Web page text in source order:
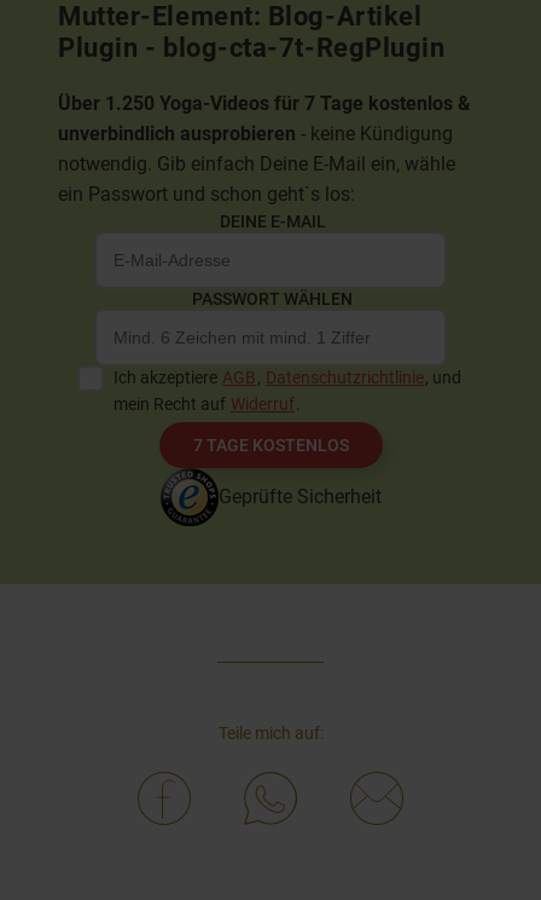
Mutter-Element: Blog-Artikel
Plugin - blog-cta-7t-RegPlugin
Über 1.250 Yoga-Videos für 7 Tage kostenlos &
unverbindlich ausprobieren - keine Kündigung
notwendig. Gib einfach Deine E-Mail ein, wähle
ein Passwort und schon geht`s los:
DEINE E-MAIL
PASSWORT WÄHLEN
Ich akzeptiere AGB Datenschutzrichtlinie , und
mein Recht auf Widerruf
7 TAGE KOSTENLOS
Geprüfte Sicherheit
Teile mich auf: